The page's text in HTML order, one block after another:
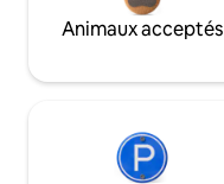
Animaux acceptés